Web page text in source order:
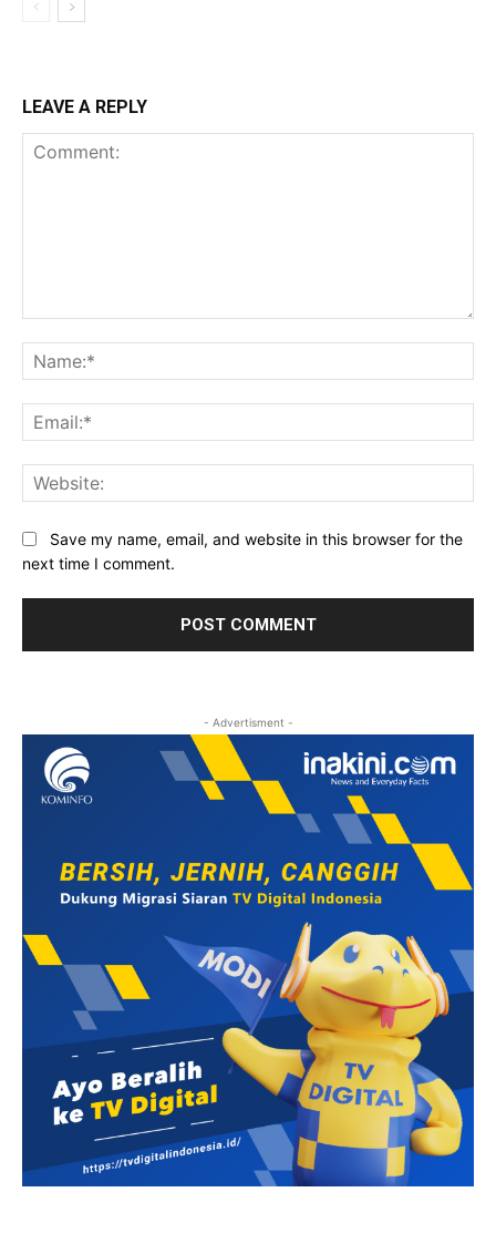
LEAVE A REPLY
Save my name, email, and website in this browser for the
next time I comment.
- Advertisment -